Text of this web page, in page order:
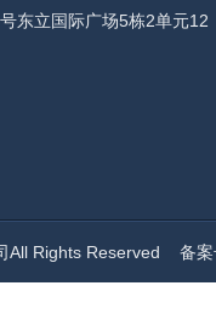
东立国际广场5栋2单元12
All Rights Reserved 备